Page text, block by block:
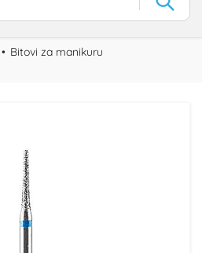
Bitovi za manikuru